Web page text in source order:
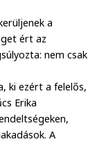
a
ért az
nem csak
ki ezért a felelős,
Erika
A